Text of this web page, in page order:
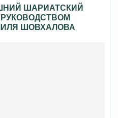
ШАРИАТСКИЙ
ШОВХАЛОВА